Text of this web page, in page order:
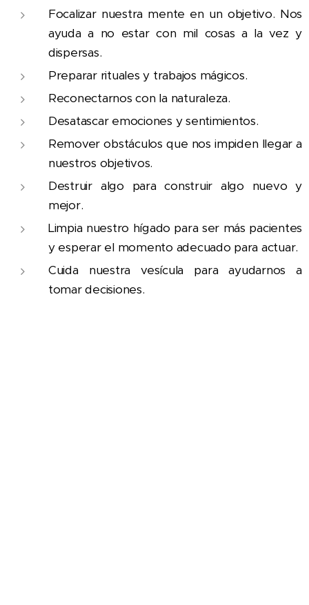
Focalizar nuestra mente en un objetivo. Nos
ayuda a no estar con mil cosas a la vez y
dispersas.
Preparar rituales y trabajos mágicos.
Reconectarnos con la naturaleza.
Desatascar emociones y sentimientos.
Remover obstáculos que nos impiden llegar a
nuestros objetivos.
Destruir algo para construir algo nuevo y
mejor.
Limpia nuestro hígado para ser más pacientes
y esperar el momento adecuado para actuar.
Cuida nuestra vesícula para ayudarnos a
tomar decisiones.